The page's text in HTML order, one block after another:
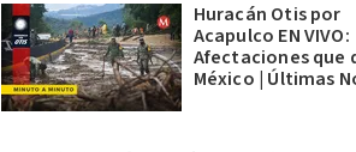
Huracán Otis por
Acapulco EN VIVO:
Afectaciones que
México | Últimas